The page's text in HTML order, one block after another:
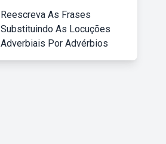
Reescreva As Frases
Substituindo As Locuções
Adverbiais Por Advérbios